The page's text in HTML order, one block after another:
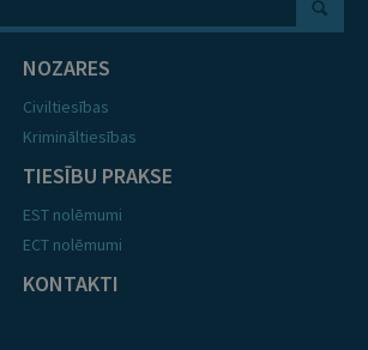
NOZARES
Civiltiesības
Krimināltiesības
TIESĪBU PRAKSE
EST nolēmumi
ECT nolēmumi
KONTAKTI